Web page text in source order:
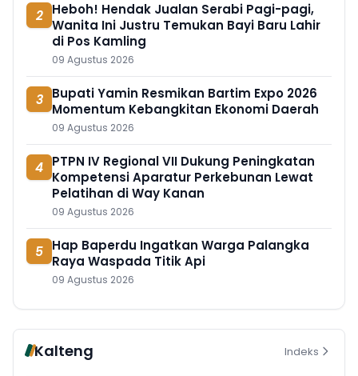
2 Heboh! Hendak Jualan Serabi Pagi-pagi,
Wanita Ini Justru Temukan Bayi Baru Lahir
di Pos Kamling
09 Agustus 2026
3 Bupati Yamin Resmikan Bartim Expo 2026
Momentum Kebangkitan Ekonomi Daerah
09 Agustus 2026
4 PTPN IV Regional VII Dukung Peningkatan
Kompetensi Aparatur Perkebunan Lewat
Pelatihan di Way Kanan
09 Agustus 2026
5 Hap Baperdu Ingatkan Warga Palangka
Raya Waspada Titik Api
09 Agustus 2026
Kalteng Indeks